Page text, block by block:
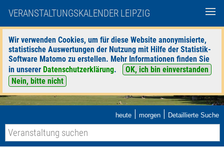
VERANSTALTUNGSKALENDER LEIPZIG
Wir verwenden Cookies, um für diese Website anonymisierte,
statistische Auswertungen der Nutzung mit Hilfe der Statistik-
Software Matomo zu erstellen. Mehr Informationen finden Sie
in unserer Datenschutzerklärung.
OK, ich bin einverstanden
Nein, bitte nicht
heute | morgen | Detaillierte Suche